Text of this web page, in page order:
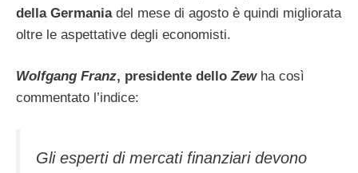
della Germaniadel mese di agosto è quindi migliorata
oltre le aspettative degli economisti.
Wolfgang Franz, presidente dello Zewha così
commentato l’indice:
Gli esperti di mercati finanziari devono